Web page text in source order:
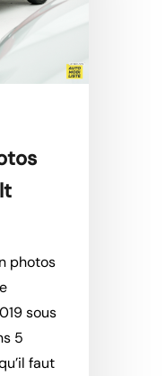
photos
sous
5
faut